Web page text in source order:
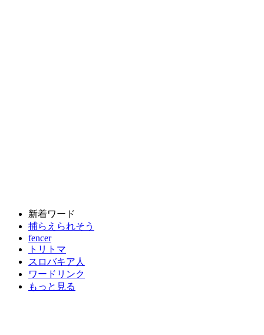
新着ワード
捕らえられそう
fencer
トリトマ
スロバキア人
ワードリンク
もっと見る